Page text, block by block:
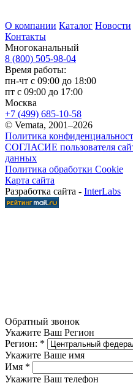
О компании Каталог Новости
Контакты
Многоканальный
8 (800) 505-98-04
Время работы:
пн-чт с 09:00 до 18:00
пт с 09:00 до 17:00
Москва
+7 (499) 685-10-58
© Vemata, 2001–2026
Политика
СОГЛАСИЕ пользователя
данных
Политика обработки Cookie
Карта сайта
Разработка сайта - InterLabs
Обратный звонок
Укажите Ваш Регион
Регион: *
Укажите Ваше имя
Имя *
Укажите Ваш телефон